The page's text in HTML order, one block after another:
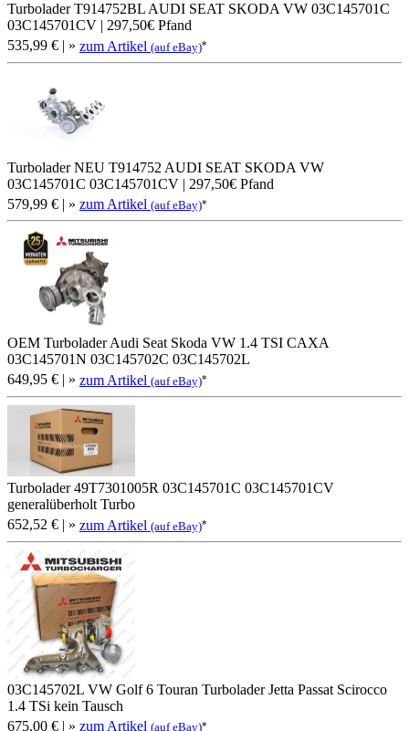
Turbolader T914752BL AUDI SEAT SKODA VW 03C145701C
03C145701CV | 297,50€ Pfand
535,99 € | » zum Artikel (auf eBay)*
Turbolader NEU T914752 AUDI SEAT SKODA VW
03C145701C 03C145701CV | 297,50€ Pfand
579,99 € | » zum Artikel (auf eBay)*
OEM Turbolader Audi Seat Skoda VW 1.4 TSI CAXA
03C145701N 03C145702C 03C145702L
649,95 € | » zum Artikel (auf eBay)*
Turbolader 49T7301005R 03C145701C 03C145701CV
generalüberholt Turbo
652,52 € | » zum Artikel (auf eBay)*
03C145702L VW Golf 6 Touran Turbolader Jetta Passat Scirocco
1.4 TSi kein Tausch
675,00 € | » zum Artikel (auf eBay)*